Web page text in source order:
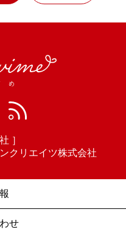
］
クリエイツ株式会社
せ